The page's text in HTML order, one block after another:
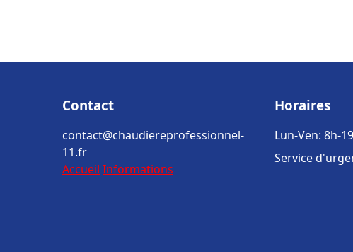
Contact
contact@chaudiereprofessionnel-
11.fr
Accueil Informations
Horaires
Lun-Ven: 8h-
Service